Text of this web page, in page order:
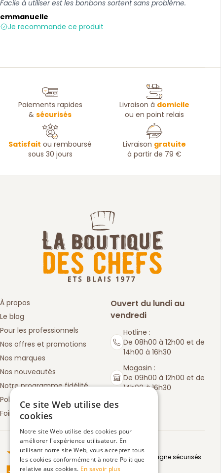
Facile à utiliser est les bonbons sortent sans problème.
emmanuelle
Je recommande ce produit
Paiements rapides
&sécurisés
Livraison à domicile
ou en point relais
Satisfait ou remboursé
sous 30 jours
Livraison gratuite
à partir de 79 €
À propos
Le blog
Pour les professionnels
Nos offres et promotions
Nos marques
Nos nouveautés
Notre programme fidélité
Politique de retours
Foire aux questions
Ouvert du lundi au
vendredi
Hotline :
De 08h00 à 12h00 et de
14h00 à 16h30
Magasin :
De 09h00 à 12h00 et de
14h00 à 16h30
Truspilot : La Boutique des chefs
Moyens de paiement en ligne sécurisés
Ce site Web utilise des
cookies
Notre site Web utilise des cookies pour
améliorer l'expérience utilisateur. En
utilisant notre site Web, vous acceptez tous
les cookies conformément à notre Politique
relative aux cookies. En savoir plus